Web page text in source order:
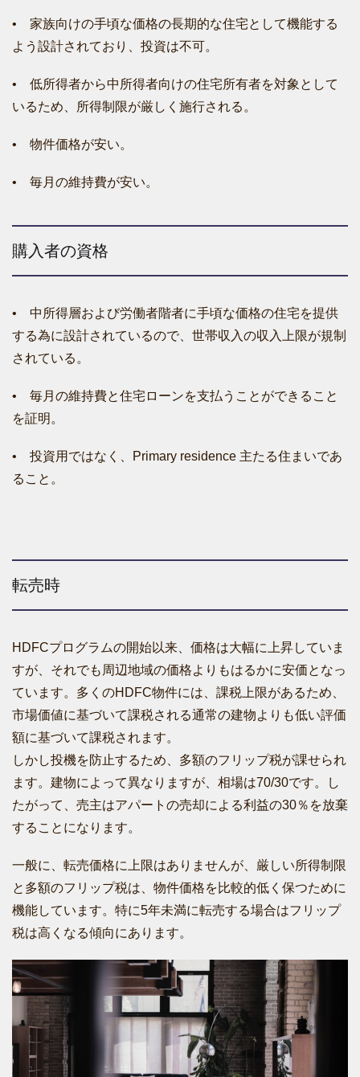
• 家族向けの手頃な価格の長期的な住宅として機能する
よう設計されており、投資は不可。
• 低所得者から中所得者向けの住宅所有者を対象として
いるため、所得制限が厳しく施行される。
• 物件価格が安い。
• 毎月の維持費が安い。
購入者の資格
• 中所得層および労働者階者に手頃な価格の住宅を提供
する為に設計されているので、世帯収入の収入上限が規制
されている。
• 毎月の維持費と住宅ローンを支払うことができること
を証明。
• 投資用ではなく、Primary residence 主たる住まいであ
ること。
転売時
HDFCプログラムの開始以来、価格は大幅に上昇していま
すが、それでも周辺地域の価格よりもはるかに安価となっ
ています。多くのHDFC物件には、課税上限があるため、
市場価値に基づいて課税される通常の建物よりも低い評価
額に基づいて課税されます。
しかし投機を防止するため、多額のフリップ税が課せられ
ます。建物によって異なりますが、相場は70/30です。し
たがって、売主はアパートの売却による利益の30％を放棄
することになります。
一般に、転売価格に上限はありませんが、厳しい所得制限
と多額のフリップ税は、物件価格を比較的低く保つために
機能しています。特に5年未満に転売する場合はフリップ
税は高くなる傾向にあります。
Post navigation